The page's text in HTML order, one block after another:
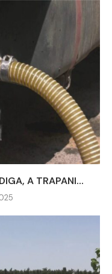
A TRAPANI...